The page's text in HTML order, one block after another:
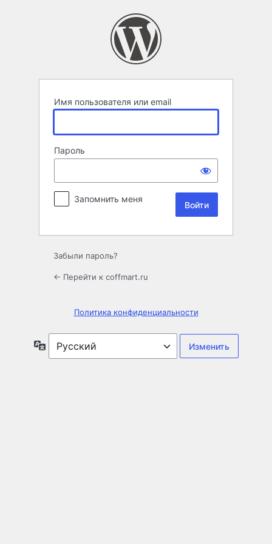
Имя пользователя или email
Пароль
Запомнить меня
Забыли пароль?
← Перейти к coffmart.ru
Политика конфиденциальности
Язык